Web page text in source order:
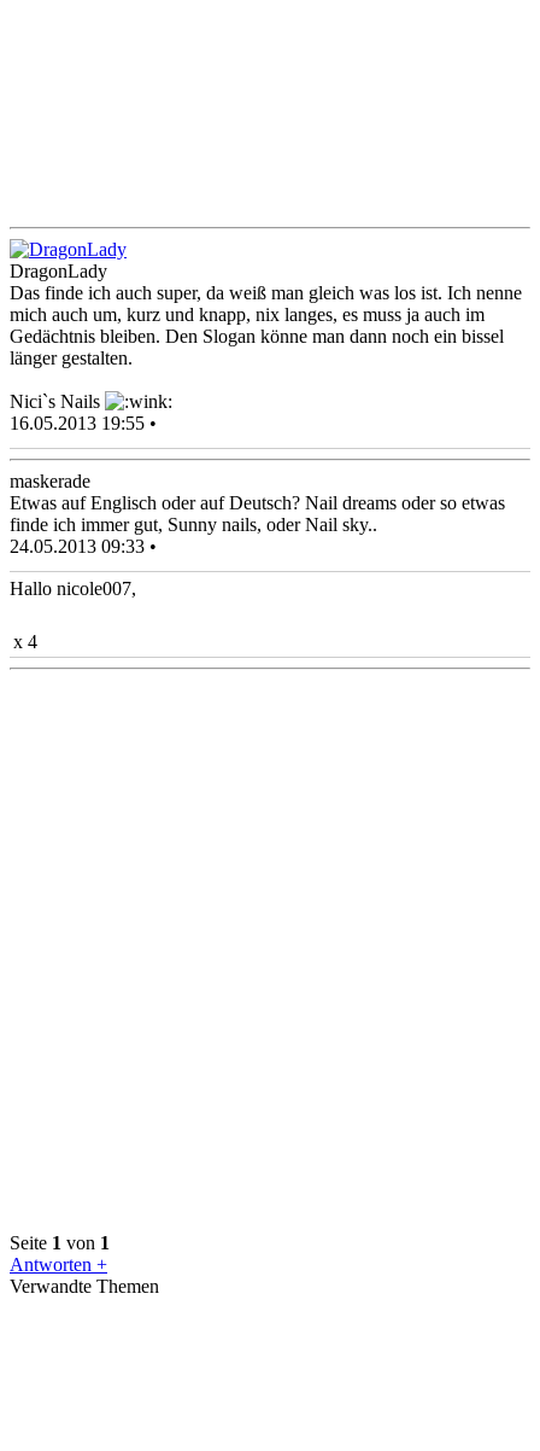
DragonLady
Das finde ich auch super, da weiß man gleich was los ist. Ich nenne
mich auch um, kurz und knapp, nix langes, es muss ja auch im
Gedächtnis bleiben. Den Slogan könne man dann noch ein bissel
länger gestalten.
Nici`s Nails
16.05.2013 19:55 •
maskerade
Etwas auf Englisch oder auf Deutsch? Nail dreams oder so etwas
finde ich immer gut, Sunny nails, oder Nail sky..
24.05.2013 09:33 •
Hallo nicole007,
x 4
Seite 1 von 1
Antworten +
Verwandte Themen